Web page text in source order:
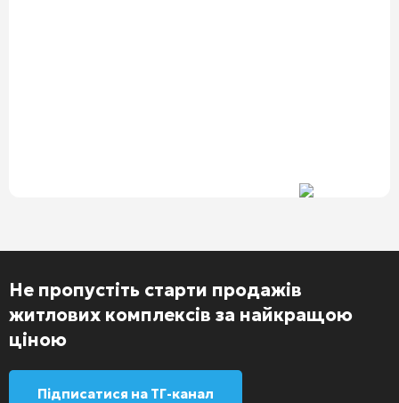
Не пропустіть старти продажів
житлових комплексів за найкращою
ціною
Підписатися на ТГ-канал